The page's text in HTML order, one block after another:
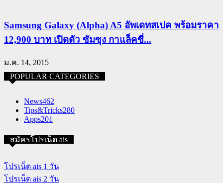
Samsung Galaxy (Alpha) A5 อัพเดทสเปค พร้อมราคา
12,900 บาท เปิดตัว ซัมซุง กาแล็คซี่...
ม.ค. 14, 2015
POPULAR CATEGORIES
News462
Tips&Tricks280
Apps201
สมัครโปรเน็ต ais
โปรเน็ต ais 1 วัน
โปรเน็ต ais 2 วัน